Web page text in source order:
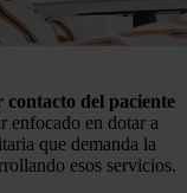
del paciente
enfocado en dotar a
que demanda la
esos servicios.